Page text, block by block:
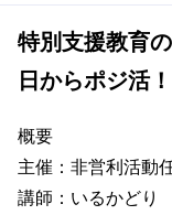
特別支援教育
日からポジ活！
概要
主催：非営利活動
講師：いるかどり